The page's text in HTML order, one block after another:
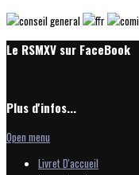
Le RSMXV sur FaceBook
Plus d'infos...
Open menu
Livret D'accueil